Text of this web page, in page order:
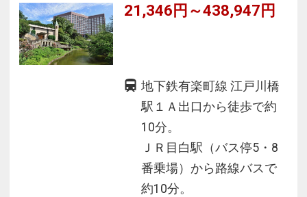
21,346円～438,947円
地下鉄有楽町線 江戸川橋
駅１Ａ出口から徒歩で約
10分。
ＪＲ目白駅（バス停5・8
番乗場）から路線バスで
約10分。